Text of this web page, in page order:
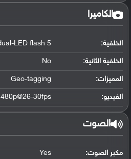
الكاميرا
الخلفية: 5 MP, autofocus, dual-LED flash
الخلفية الثانية: No
المميزات: Geo-tagging
الفيديو: 480p@26-30fps
الصوت
مكبر الصوت: Yes